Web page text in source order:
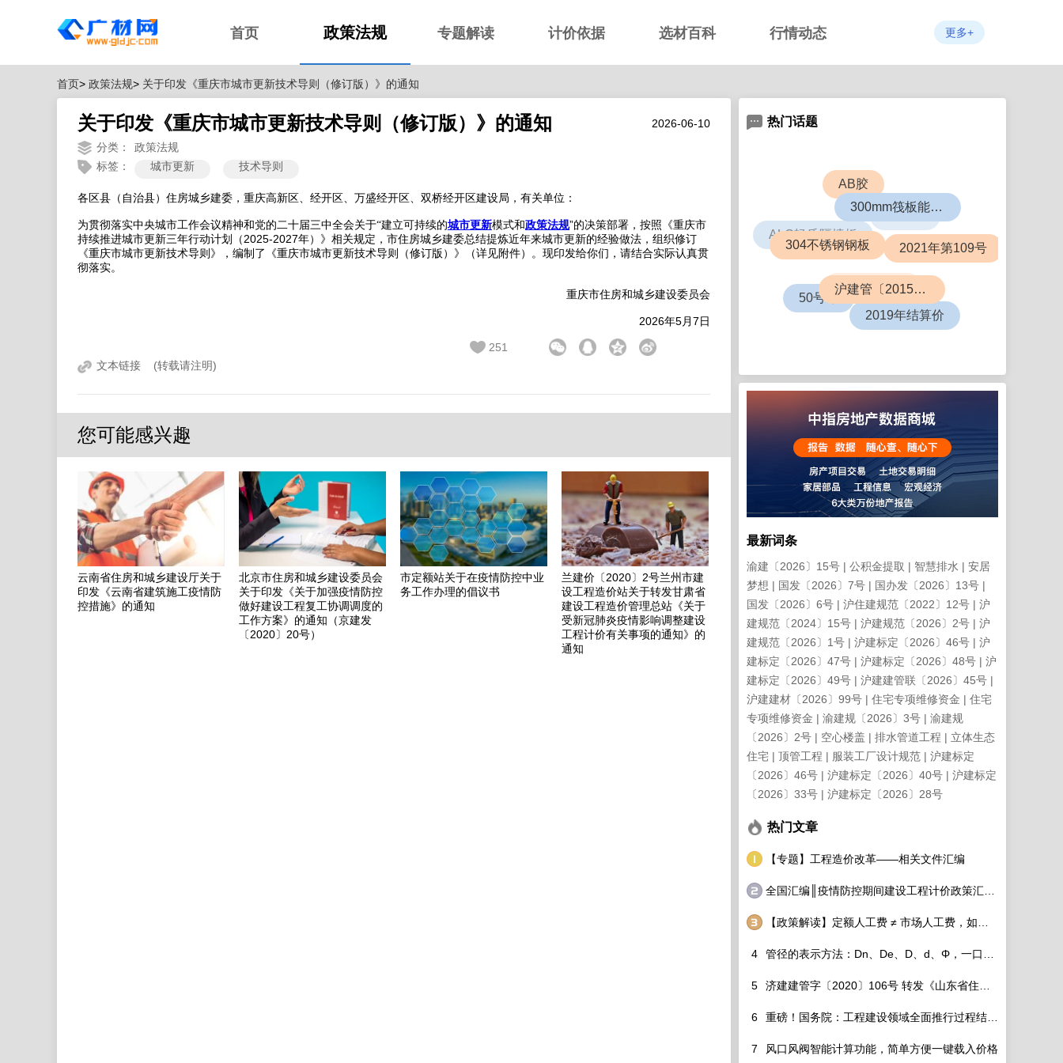
首页 政策法规 专题解读 计价依据 选材百科 行情动态 更多+
首页> 政策法规> 关于印发《重庆市城市更新技术导则（修订版）》的通知
关于印发《重庆市城市更新技术导则（修订版）》的通知
2026-06-10
分类：
政策法规
标签：
城市更新 技术导则
各区县（自治县）住房城乡建委，重庆高新区、经开区、万盛经开区、双桥经开区建设局，有关单位：
为贯彻落实中央城市工作会议精神和党的二十届三中全会关于“建立可持续的城市更新模式和政策法规”的决策部署，按照《重庆市
持续推进城市更新三年行动计划（2025-2027年）》相关规定，市住房城乡建委总结提炼近年来城市更新的经验做法，组织修订
《重庆市城市更新技术导则》，编制了《重庆市城市更新技术导则（修订版）》（详见附件）。现印发给你们，请结合实际认真贯
彻落实。
重庆市住房和城乡建设委员会
2026年5月 7 日
251
文本链接
(转载请注明)
您可能感兴趣
云南省住房和城乡建设厅关于
印发《云南省建筑施工疫情防
控措施》的通知
北京市住房和城乡建设委员会
关于印发《关于加强疫情防控
做好建设工程复工协调调度的
工作方案》的通知（京建发
〔2020〕20号）
市定额站关于在疫情防控中业
务工作办理的倡议书
兰建价〔2020〕2号兰州市建
设工程造价站关于转发甘肃省
建设工程造价管理总站《关于
受新冠肺炎疫情影响调整建设
工程计价有关事项的通知》的
通知
热门话题
沪建管〔2015〕726号
2019年结算价
2021年第109号
300mm筏板能盖几层楼
304不锈钢钢板
50号令
6063铝合金
ABS板
AB胶
ALC轻质隔墙板
最新词条
渝建〔2026〕15号 公积金提取 智慧排水
安居
梦想
国发〔2026〕7号
国办发〔2026〕13号
国发〔2026〕6号
沪住建规范〔2022〕12号
沪
建规范〔2024〕15号
沪建规范〔2026〕2号
沪
建规范〔2026〕1号
沪建标定〔2026〕46号
沪
建标定〔2026〕47号
沪建标定〔2026〕48号
沪
建标定〔2026〕49号
沪建建管联〔2026〕45号
沪建建材〔2026〕99号
住宅专项维修资金
住宅
专项维修资金
渝建规〔2026〕3号
渝建规
〔2026〕2号
空心楼盖 排水管道工程
立体生态
住宅
顶管工程 服装工厂设计规范
沪建标定
〔2026〕46号
沪建标定〔2026〕40号
沪建标定
〔2026〕33号
沪建标定〔2026〕28号
热门文章
【专题】工程造价改革——相关文件汇编
4
5
6
7 风口风阀智能计算功能，简单方便一键载入价格